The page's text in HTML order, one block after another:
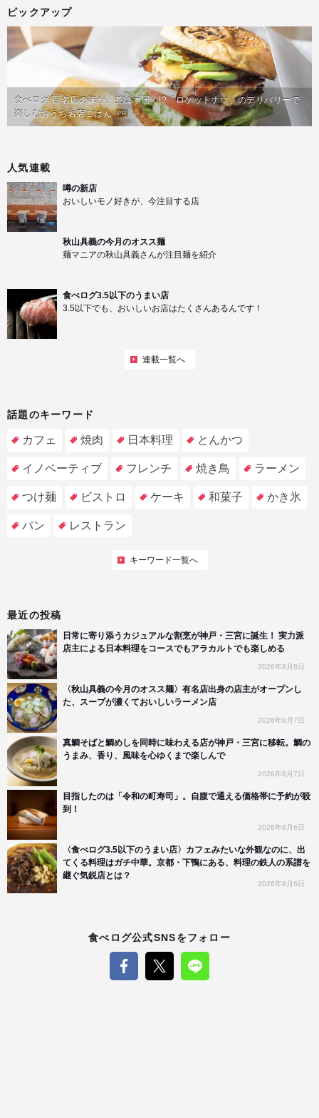
ピックアップ
食べログ 百名店の味が、並ばず届く!?「ロケットナウ」のデリバリーで
楽しむおうち名店ごはん PR
人気連載
噂の新店
おいしいモノ好きが、今注目する店
秋山具義の今月のオスス麺
麺マニアの秋山具義さんが注目麺を紹介
食べログ3.5以下のうまい店
3.5以下でも、おいしいお店はたくさんあるんです！
連載一覧へ
話題のキーワード
カフェ 焼肉 日本料理 とんかつ
イノベーティブ フレンチ 焼き鳥 ラーメン
つけ麺 ビストロ ケーキ 和菓子 かき氷
パン レストラン
キーワード一覧へ
最近の投稿
日常に寄り添うカジュアルな割烹が神戸・三宮に誕生！ 実力派
店主による日本料理をコースでもアラカルトでも楽しめる
2026年8月8日
〈秋山具義の今月のオスス麺〉有名店出身の店主がオープンし
た、スープが濃くておいしいラーメン店
2026年8月7日
真鯛そばと鯛めしを同時に味わえる店が神戸・三宮に移転。鯛の
うまみ、香り、風味を心ゆくまで楽しんで
2026年8月7日
目指したのは「令和の町寿司」。自腹で通える価格帯に予約が殺
到！
2026年8月6日
〈食べログ3.5以下のうまい店〉カフェみたいな外観なのに、出
てくる料理はガチ中華。京都・下鴨にある、料理の鉄人の系譜を
継ぐ気鋭店とは？
2026年8月6日
食べログ公式SNSをフォロー